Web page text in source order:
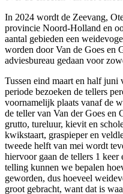
In 2024 wordt de Zeevang,
provincie Noord-Holland en
aantal gebieden een
worden door Van de Goes en
adviesbureau gedaan voor
Tussen eind maart en half
periode bezoeken de tellers
voornamelijk plaats vanaf de
de teller van Van der Goes en
grutto, tureluur, kievit en
kwikstaart, graspieper en
tweede helft van mei wordt
hiervoor gaan de tellers 1
telling kunnen we bepalen
geworden, dus hoeveel
groot gebracht, want dat is